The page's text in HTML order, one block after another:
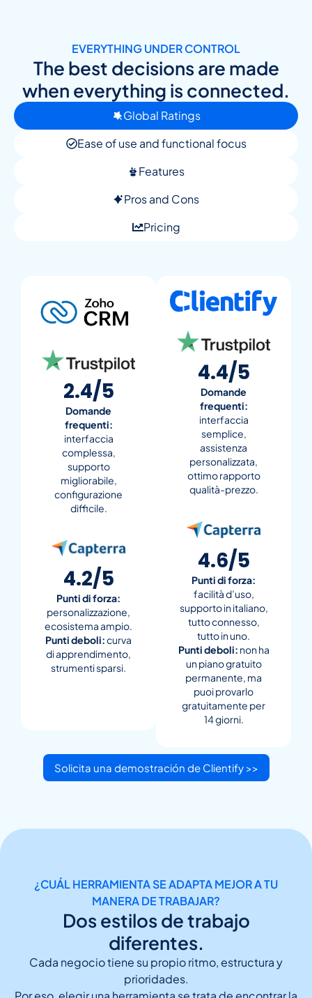
EVERYTHING UNDER CONTROL
The best decisions are made
when everything is connected.
Global Ratings
Ease of use and functional focus
Features
Pros and Cons
Pricing
2.4/5
Domande
frequenti:
interfaccia
complessa,
supporto
migliorabile,
configurazione
difficile.
4.2/5
Punti di forza:
personalizzazione,
ecosistema ampio.
Punti deboli:curva
di apprendimento,
strumenti sparsi.
4.4/5
Domande
frequenti:
interfaccia
semplice,
assistenza
personalizzata,
ottimo rapporto
qualità-prezzo.
4.6/5
Punti di forza:
facilità d’uso,
supporto in italiano,
tutto connesso,
tutto in uno.
Punti deboli: non ha
un piano gratuito
permanente, ma
puoi provarlo
gratuitamente per
14 giorni.
Solicita una demostración de Clientify >>
¿CUÁL HERRAMIENTA SE ADAPTA MEJOR A TU
MANERA DE TRABAJAR?
Dos estilos de trabajo
diferentes.
Cada negocio tiene su propio ritmo, estructura y
prioridades.